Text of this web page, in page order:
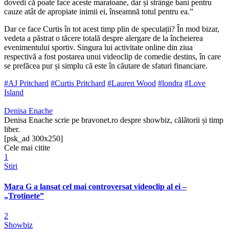
dovedi că poate face aceste maratoane, dar și strânge bani pentru
cauze atât de apropiate inimii ei, înseamnă totul pentru ea.”
Dar ce face Curtis în tot acest timp plin de speculații? În mod bizar,
vedeta a păstrat o tăcere totală despre alergare de la încheierea
evenimentului sportiv. Singura lui activitate online din ziua
respectivă a fost postarea unui videoclip de comedie destins, în care
se prefăcea pur și simplu că este în căutare de sfaturi financiare.
#AJ Pritchard #Curtis Pritchard #Lauren Wood #londra #Love
Island
Denisa Enache
Denisa Enache scrie pe bravonet.ro despre showbiz, călătorii și timp
liber.
[psk_ad 300x250]
Cele mai citite
1
Stiri
Mara G a lansat cel mai controversat videoclip al ei –
„Trotinete”
2
Showbiz